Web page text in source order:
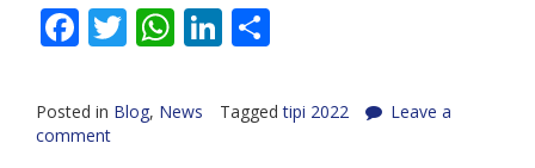
Facebook
Twitter
WhatsApp
LinkedIn
Posted in Blog, News Taggedtipi 2022
Leave a
comment